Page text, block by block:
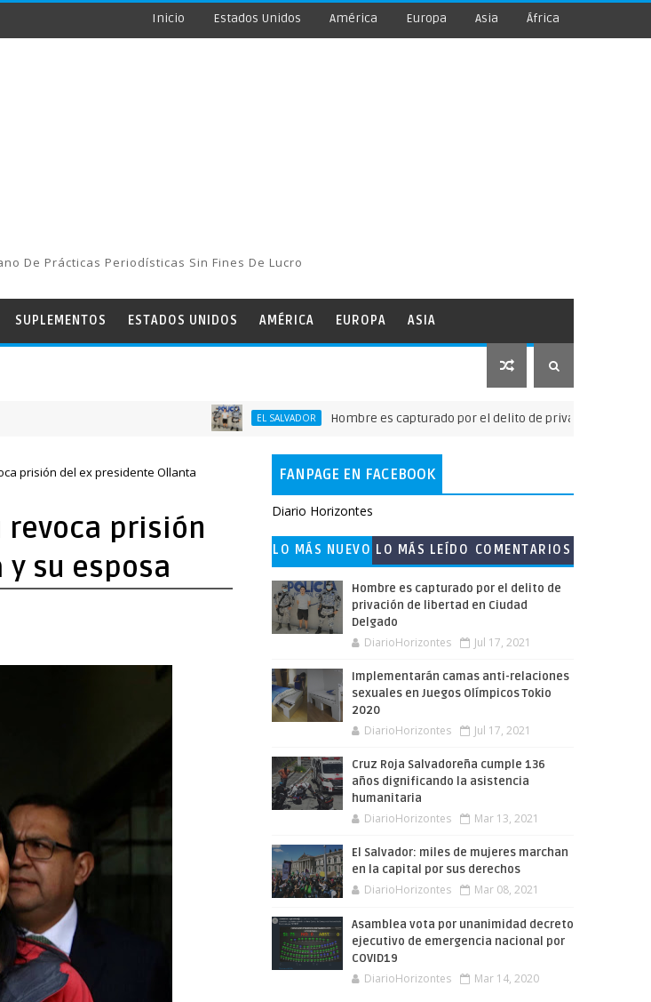
Inicio Estados Unidos América Europa Asia África
De Prácticas Periodísticas Sin Fines De Lucro
SUPLEMENTOS ESTADOS UNIDOS AMÉRICA EUROPA ASIA
EL SALVADOR Hombre es capturado por el delito de privación de libertad en
prisión del ex presidente Ollanta
revoca prisión
su esposa
FANPAGE EN FACEBOOK
Diario Horizontes
LO MÁS NUEVO LO MÁS LEÍDO COMENTARIOS
Hombre es capturado por el delito de
privación de libertad en Ciudad
Delgado
DiarioHorizontes Jul 17, 2021
Implementarán camas anti-relaciones
sexuales en Juegos Olímpicos Tokio
2020
DiarioHorizontes Jul 17, 2021
Cruz Roja Salvadoreña cumple 136
años dignificando la asistencia
humanitaria
DiarioHorizontes Mar 13, 2021
El Salvador: miles de mujeres marchan
en la capital por sus derechos
DiarioHorizontes Mar 08, 2021
Asamblea vota por unanimidad decreto
ejecutivo de emergencia nacional por
COVID19
DiarioHorizontes Mar 14, 2020